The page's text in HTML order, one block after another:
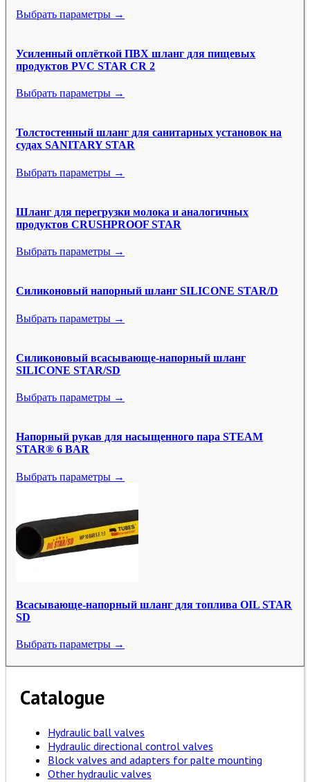
Выбрать параметры →
Усиленный оплёткой ПВХ шланг для пищевых
продуктов PVC STAR CR 2
Выбрать параметры →
Толстостенный шланг для санитарных установок на
судах SANITARY STAR
Выбрать параметры →
Шланг для перегрузки молока и аналогичных
продуктов CRUSHPROOF STAR
Выбрать параметры →
Силиконовый напорный шланг SILICONE STAR/D
Выбрать параметры →
Силиконовый всасывающе-напорный шланг
SILICONE STAR/SD
Выбрать параметры →
Напорный рукав для насыщенного пара STEAM
STAR® 6 BAR
Выбрать параметры →
Всасывающе-напорный шланг для топлива OIL STAR
SD
Выбрать параметры →
Catalogue
Hydraulic ball valves
Hydraulic directional control valves
Block valves and adapters for palte mounting
Other hydraulic valves